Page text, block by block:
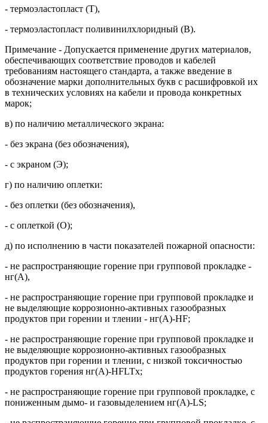
- термоэластопласт (Т),
- термоэластопласт поливинилхлоридный (В).
Примечание - Допускается применение других материалов,
обеспечивающих соответствие проводов и кабелей
требованиям настоящего стандарта, а также введение в
обозначение марки дополнительных букв с расшифровкой их
в технических условиях на кабели и провода конкретных
марок;
в) по наличию металлического экрана:
- без экрана (без обозначения),
- с экраном (Э);
г) по наличию оплетки:
- без оплетки (без обозначения),
- с оплеткой (О);
д) по исполнению в части показателей пожарной опасности:
- не распространяющие горение при групповой прокладке -
нг(А),
- не распространяющие горение при групповой прокладке и
не выделяющие коррозионно-активных газообразных
продуктов при горении и тлении - нг(A)-HF;
- не распространяющие горение при групповой прокладке и
не выделяющие коррозионно-активных газообразных
продуктов при горении и тлении, с низкой токсичностью
продуктов горения нг(A)-HFLTx;
- не распространяющие горение при групповой прокладке, с
пониженным дымо- и газовыделением нг(A)-LS;